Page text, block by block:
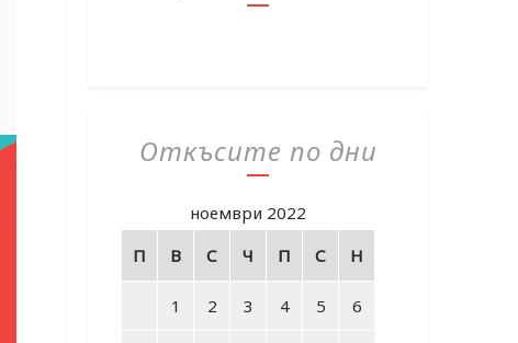
Откъсите по дни
ноември 2022
П
В С Ч П С Н
1 2 3 4 5 6